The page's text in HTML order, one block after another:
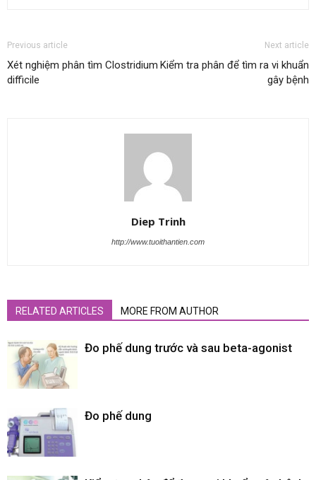
Previous article
Xét nghiệm phân tìm Clostridium
difficile
Next article
Kiểm tra phân để tìm ra vi khuẩn
gây bệnh
Diep Trinh
http://www.tuoithantien.com
RELATED ARTICLES MORE FROM AUTHOR
Đo phế dung trước và sau beta-agonist
Đo phế dung